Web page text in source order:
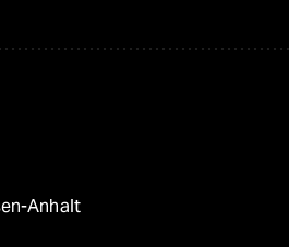
Anhalt